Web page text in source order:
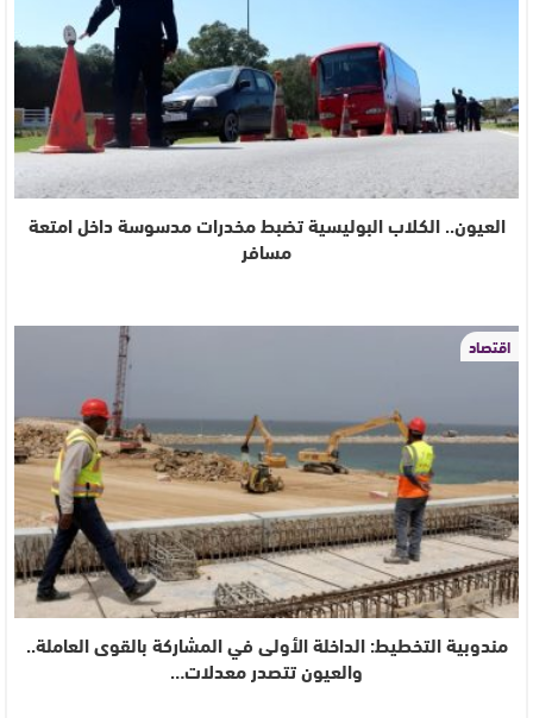
العيون.. الكلاب البوليسية تضبط مخدرات مدسوسة داخل امتعة
مسافر
اقتصاد
مندوبية التخطيط: الداخلة الأولى في المشاركة بالقوى العاملة..
والعيون تتصدر معدلات…